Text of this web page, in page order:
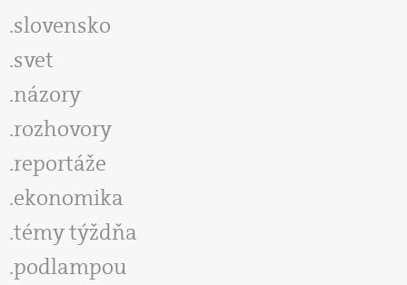
slovensko
svet
názory
rozhovory
reportáže
ekonomika
témy týždňa
podlampou